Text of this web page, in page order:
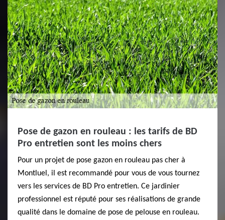
Pose de gazon en rouleau : les tarifs de BD
Pro entretien sont les moins chers
Pour un projet de pose gazon en rouleau pas cher à
Montluel, il est recommandé pour vous de vous tournez
vers les services de BD Pro entretien. Ce jardinier
professionnel est réputé pour ses réalisations de grande
qualité dans le domaine de pose de pelouse en rouleau.